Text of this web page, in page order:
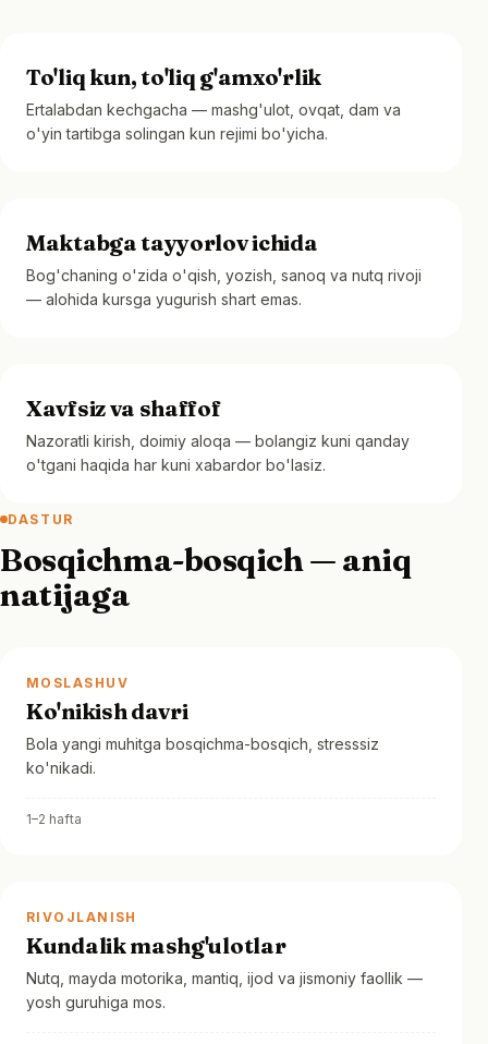
To'liq kun, to'liq g'amxo'rlik
Ertalabdan kechgacha — mashg'ulot, ovqat, dam va
o'yin tartibga solingan kun rejimi bo'yicha.
Maktabga tayyorlov ichida
Bog'chaning o'zida o'qish, yozish, sanoq va nutq rivoji
— alohida kursga yugurish shart emas.
Xavfsiz va shaffof
Nazoratli kirish, doimiy aloqa — bolangiz kuni qanday
o'tgani haqida har kuni xabardor bo'lasiz.
DASTUR
Bosqichma-bosqich — aniq
natijaga
MOSLASHUV
Ko'nikish davri
Bola yangi muhitga bosqichma-bosqich, stresssiz
ko'nikadi.
1–2 hafta
RIVOJLANISH
Kundalik mashg'ulotlar
Nutq, mayda motorika, mantiq, ijod va jismoniy faollik —
yosh guruhiga mos.